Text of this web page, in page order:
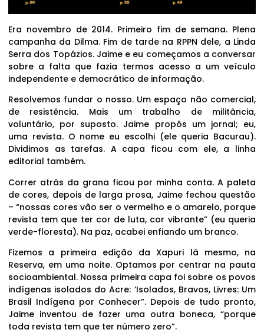
Era novembro de 2014. Primeiro fim de semana. Plena
campanha da Dilma. Fim de tarde na RPPN dele, a Linda
Serra dos Topázios. Jaime e eu começamos a conversar
sobre a falta que fazia termos acesso a um veículo
independente e democrático de informação.
Resolvemos fundar o nosso. Um espaço não comercial,
de resistência. Mais um trabalho de militância,
voluntário, por suposto. Jaime propôs um jornal; eu,
uma revista. O nome eu escolhi (ele queria Bacurau).
Dividimos as tarefas. A capa ficou com ele, a linha
editorial também.
Correr atrás da grana ficou por minha conta. A paleta
de cores, depois de larga prosa, Jaime fechou questão
– “nossas cores vão ser o vermelho e o amarelo, porque
revista tem que ter cor de luta, cor vibrante” (eu queria
verde-floresta). Na paz, acabei enfiando um branco.
Fizemos a primeira edição da Xapuri lá mesmo, na
Reserva, em uma noite. Optamos por centrar na pauta
socioambiental. Nossa primeira capa foi sobre os povos
indígenas isolados do Acre: ‘Isolados, Bravos, Livres: Um
Brasil Indígena por Conhecer”. Depois de tudo pronto,
Jaime inventou de fazer uma outra boneca, “porque
toda revista tem que ter número zero”.